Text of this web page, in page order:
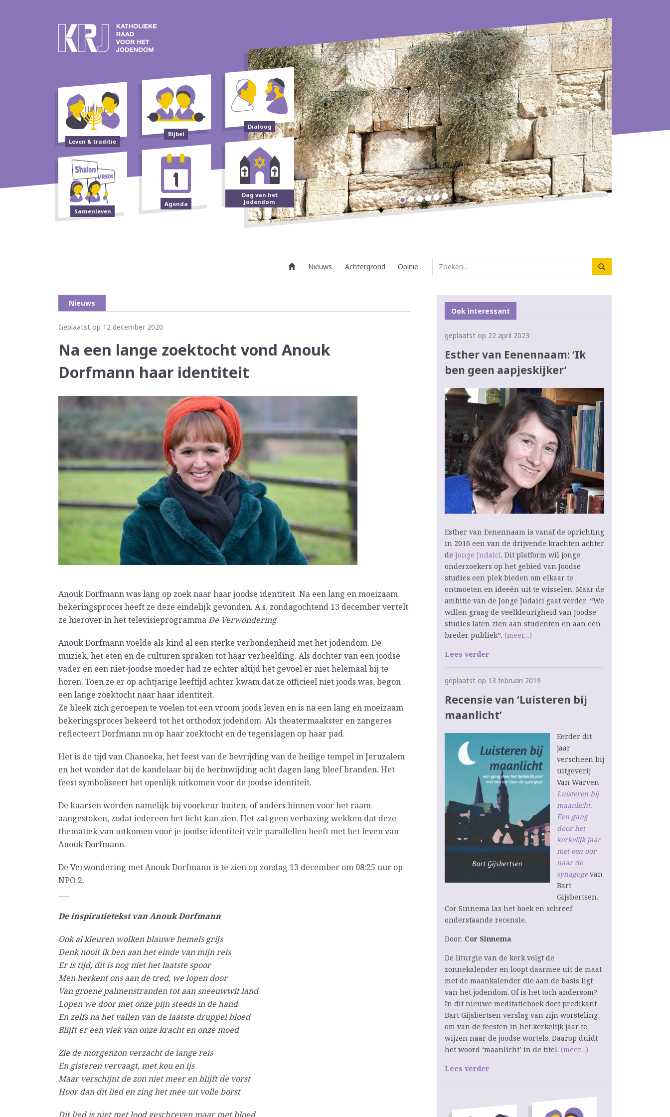
Leven & traditie
Bijbel
Dialoog
Samenleven
Agenda
Dag van het
Jodendom
Nieuws Achtergrond Opinie
Nieuws
Geplaatst op 12 december 2020
Na een lange zoektocht vond Anouk
Dorfmann haar identiteit
Anouk Dorfmann was lang op zoek naar haar joodse identiteit. Na een lang en moeizaam
bekeringsproces heeft ze deze eindelijk gevonden. A.s. zondagochtend 13 december vertelt
ze hierover in het televisieprogrammaDe Verwondering.
Anouk Dorfmann voelde als kind al een sterke verbondenheid met het jodendom. De
muziek, het eten en de culturen spraken tot haar verbeelding. Als dochter van een joodse
vader en een niet-joodse moeder had ze echter altijd het gevoel er niet helemaal bij te
horen. Toen ze er op achtjarige leeftijd achter kwam dat ze officieel niet joods was, begon
een lange zoektocht naar haar identiteit.
Ze bleek zich geroepen te voelen tot een vroom joods leven en is na een lang en moeizaam
bekeringsproces bekeerd tot het orthodox jodendom. Als theatermaakster en zangeres
reflecteert Dorfmann nu op haar zoektocht en de tegenslagen op haar pad.
Het is de tijd van Chanoeka, het feest van de bevrijding van de heilige tempel in Jeruzalem
en het wonder dat de kandelaar bij de herinwijding acht dagen lang bleef branden. Het
feest symboliseert het openlijk uitkomen voor de joodse identiteit.
De kaarsen worden namelijk bij voorkeur buiten, of anders binnen voor het raam
aangestoken, zodat iedereen het licht kan zien. Het zal geen verbazing wekken dat deze
thematiek van uitkomen voor je joodse identiteit vele parallellen heeft met het leven van
Anouk Dorfmann.
De Verwondering met Anouk Dorfmann is te zien op zondag 13 december om 08:25 uur op
NPO 2.
De inspiratietekst van Anouk Dorfmann
Ook al kleuren wolken blauwe hemels grijs
Denk nooit ik ben aan het einde van mijn reis
Er is tijd, dit is nog niet het laatste spoor
Men herkent ons aan de tred, we lopen door
Van groene palmenstranden tot aan sneeuwwit land
Lopen we door met onze pijn steeds in de hand
En zelfs na het vallen van de laatste druppel bloed
Blijft er een vlek van onze kracht en onze moed
Zie de morgenzon verzacht de lange reis
En gisteren vervaagt, met kou en ijs
Maar verschijnt de zon niet meer en blijft de vorst
Hoor dan dit lied en zing het mee uit volle borst
Dit lied is niet met lood geschreven maar met bloed
Ook interessant
geplaatst op 22 april 2023
Esther van Eenennaam: ‘Ik
ben geen aapjeskijker’
Esther van Eenennaam is vanaf de oprichting
in 2016 een van de drijvende krachten achter
de Jonge Judaici. Dit platform wil jonge
onderzoekers op het gebied van Joodse
studies een plek bieden om elkaar te
ontmoeten en ideeën uit te wisselen. Maar de
ambitie van de Jonge Judaici gaat verder: “We
willen graag de veelkleurigheid van Joodse
studies laten zien aan studenten en aan een
breder publiek”. (meer…)
Lees verder
geplaatst op 13 februari 2019
Recensie van ‘Luisteren bij
maanlicht’
Eerder dit
jaar
verscheen bij
uitgeverij
Van Warven
Luisteren bij
maanlicht.
Een gang
door het
kerkelijk jaar
met een oor
naar de
synagogevan
Bart
Gijsbertsen.
Cor Sinnema las het boek en schreef
onderstaande recensie.
Door: Cor Sinnema
De liturgie van de kerk volgt de
zonnekalender en loopt daarmee uit de maat
met de maankalender die aan de basis ligt
van het jodendom. Of is het toch andersom?
In dit nieuwe meditatieboek doet predikant
Bart Gijsbertsen verslag van zijn worsteling
om van de feesten in het kerkelijk jaar te
wijzen naar de joodse wortels. Daarop duidt
het woord ‘maanlicht’ in de titel. (meer…)
Lees verder